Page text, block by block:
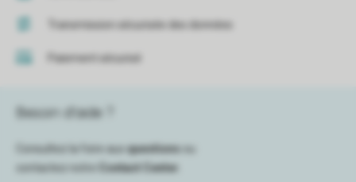
Transmission sécurisée des données
Paiement sécurisé
Besoin d’aide ?
Consultez la foire aux questions
contactez notre
Contact Center